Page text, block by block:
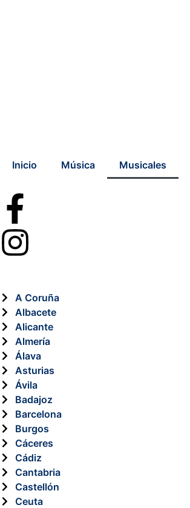
Inicio Música Musicales
A Coruña
Albacete
Alicante
Almería
Álava
Asturias
Ávila
Badajoz
Barcelona
Burgos
Cáceres
Cádiz
Cantabria
Castellón
Ceuta